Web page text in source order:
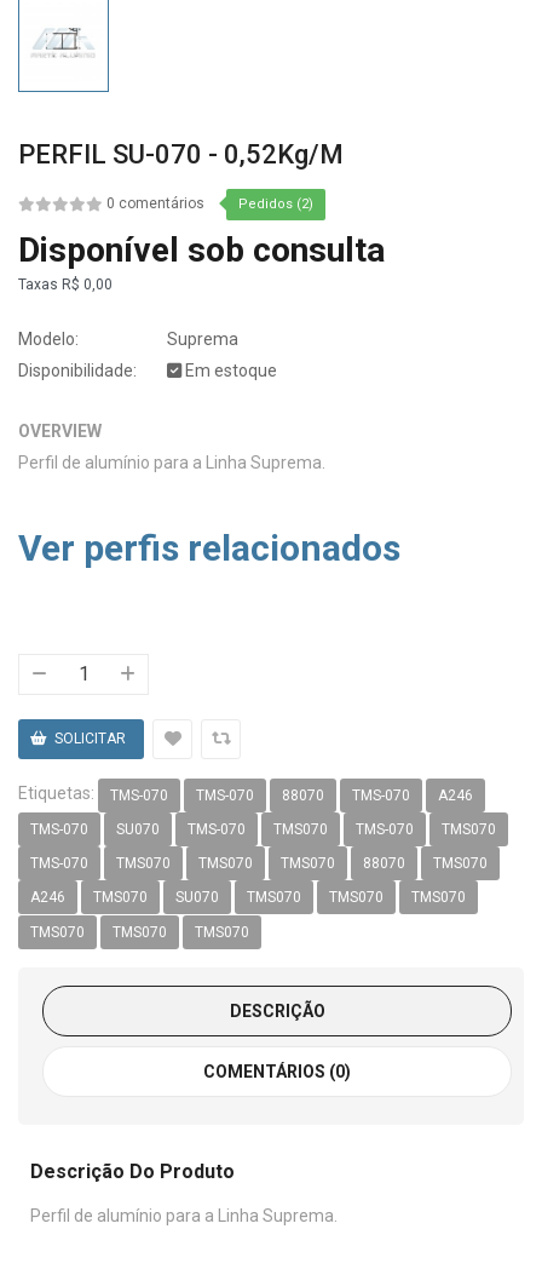
PERFIL SU-070 - 0,52Kg/m
0 comentários Pedidos (2)
Disponível sob consulta
Taxas R$ 0,00
Modelo:
Suprema
Disponibilidade:
Em estoque
OVERVIEW
Perfil de alumínio para a Linha Suprema.
Ver perfis relacionados
Etiquetas: TMS-070 TMS-070 88070 TMS-070 A246
TMS-070 SU070 TMS-070 TMS070 TMS-070 TMS070
TMS-070 TMS070 TMS070 TMS070 88070 TMS070
A246 TMS070 SU070 TMS070 TMS070 TMS070
TMS070 TMS070 TMS070
DESCRIÇÃO
COMENTÁRIOS (0)
Descrição Do Produto
Perfil de alumínio para a Linha Suprema.